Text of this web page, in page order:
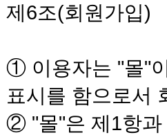
제6조(회원가입)
① 이용자는 "몰"
표시를 함으로서
② "몰"은 제1항과